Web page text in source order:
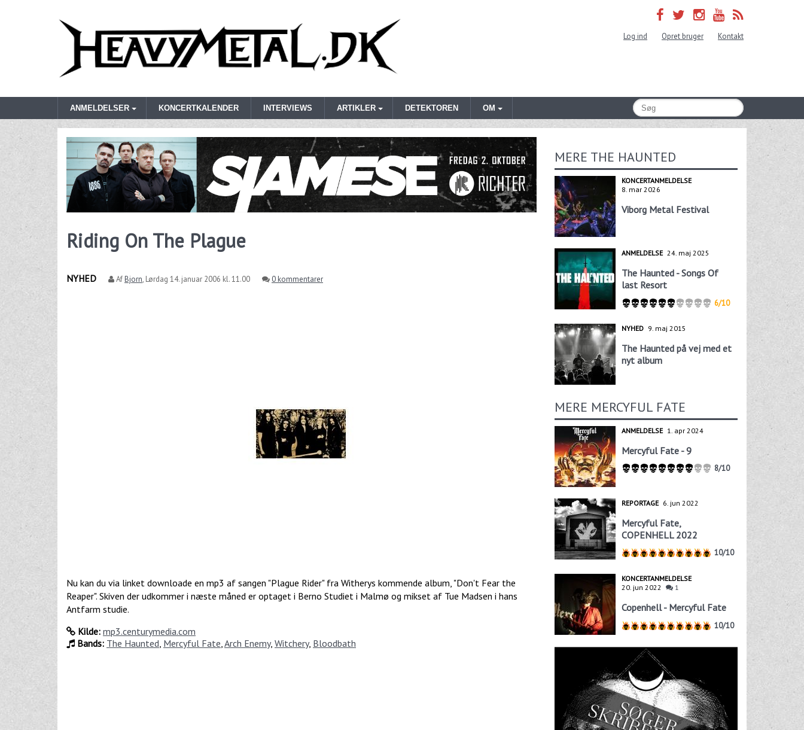
Log ind Opret bruger Kontakt
ANMELDELSER KONCERTKALENDER INTERVIEWS ARTIKLER DETEKTOREN OM
Riding On The Plague
NYHED AfBjorn, Lørdag 14. januar 2006 kl. 11.00 0 kommentarer
Nu kan du via linket downloade en mp3 af sangen "Plague Rider" fra Witherys kommende album, "Don't Fear the
Reaper". Skiven der udkommer i næste måned er optaget i Berno Studiet i Malmø og mikset af Tue Madsen i hans
Antfarm studie.
Kilde: mp3.centurymedia.com
Bands: The Haunted Mercyful Fate Arch Enemy, Witchery, Bloodbath
MERE THE HAUNTED
KONCERTANMELDELSE
8. mar 2026
Viborg Metal Festival
ANMELDELSE 24. maj 2025
The Haunted - Songs Of
last Resort
6/10
NYHED 9. maj 2015
The Haunted på vej med et
nyt album
MERE MERCYFUL FATE
ANMELDELSE 1. apr 2024
Mercyful Fate - 9
8/10
REPORTAGE 6. jun 2022
Mercyful Fate,
COPENHELL 2022
10/10
KONCERTANMELDELSE
20. jun 2022
1
Copenhell - Mercyful Fate
10/10